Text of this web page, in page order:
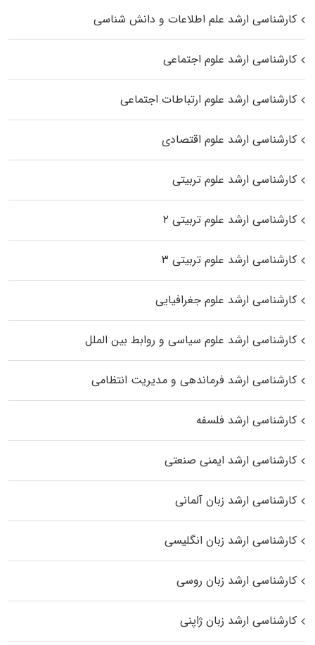
کارشناسی ارشد علم اطلاعات و دانش شناسی
کارشناسی ارشد علوم اجتماعی
کارشناسی ارشد علوم ارتباطات اجتماعی
کارشناسی ارشد علوم اقتصادی
کارشناسی ارشد علوم تربیتی
کارشناسی ارشد علوم تربیتی ۲
کارشناسی ارشد علوم تربیتی ۳
کارشناسی ارشد علوم جغرافیایی
کارشناسی ارشد علوم سیاسی و روابط بین الملل
کارشناسی ارشد فرماندهی و مدیریت انتظامی
کارشناسی ارشد فلسفه
کارشناسی ارشد ایمنی صنعتی
کارشناسی ارشد زبان آلمانی
کارشناسی ارشد زبان انگلیسی
کارشناسی ارشد زبان روسی
کارشناسی ارشد زبان ژاپنی